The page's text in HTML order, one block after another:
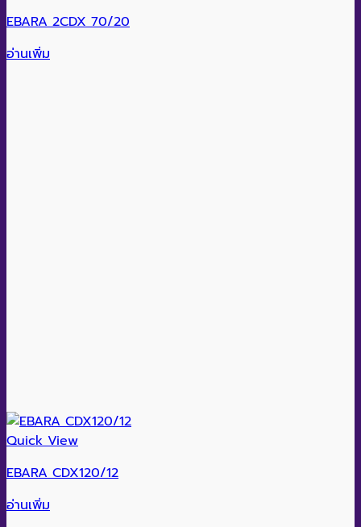
EBARA 2CDX 70/20
อ่านเพิ่ม
Quick View
EBARA CDX120/12
อ่านเพิ่ม